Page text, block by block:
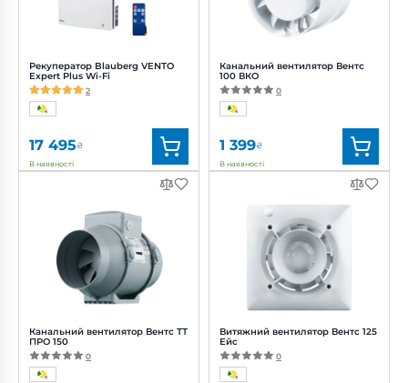
Рекуператор Blauberg VENTO
Expert Plus Wi-Fi
2
17 495₴
В наявності
Blauberg
Артикул: 0688239836
Діаметр:
160 мм
Потужність:
Рівень
шуму:
Канальний вентилятор Вентс ТТ
ПРО 150
0
Канальний вентилятор Вентс
100 ВКО
0
1 399₴
В наявності
Вентс
Артикул:
0000215598
Діаметр:
100 мм
Потужність:
Рівень
шуму:
Витяжний вентилятор Вентс 125
Ейс
0